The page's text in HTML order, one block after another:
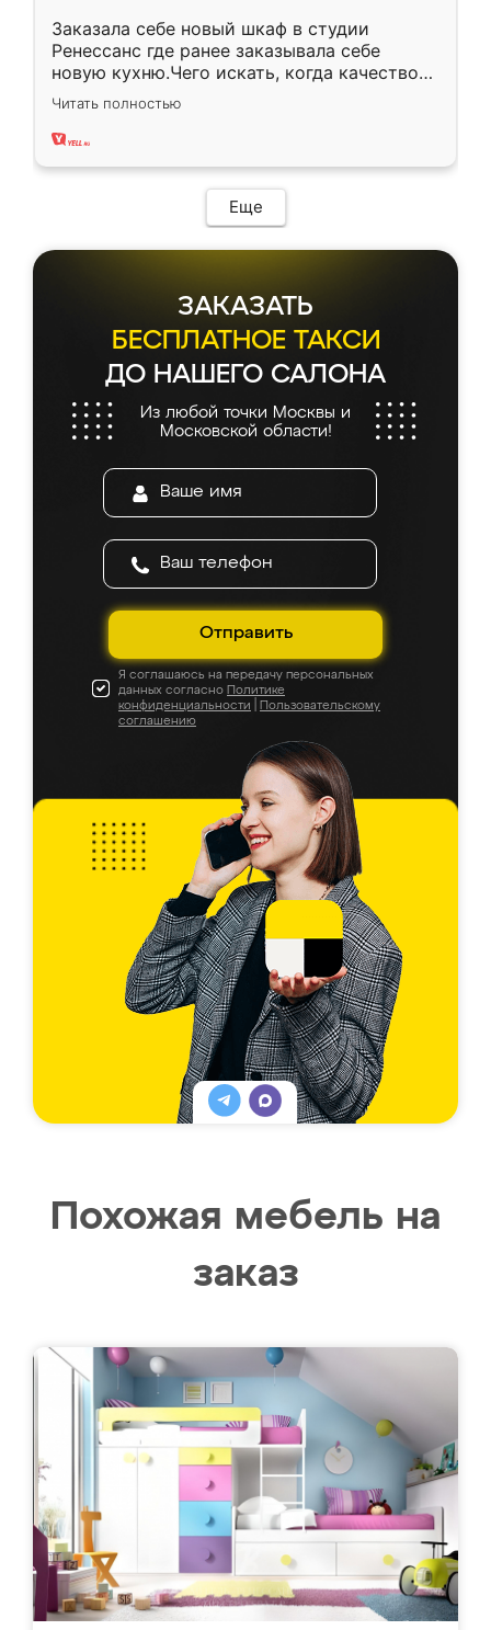
Заказала себе новый шкаф в студии
Ренессанс где ранее заказывала себе
новую кухню.Чего искать, когда качеством
вполне довольна. Служит кухня уже почти
два года, нареканий нет.
Читать полностью
Еще
ЗАКАЗАТЬ
БЕСПЛАТНОЕ ТАКСИ
ДО НАШЕГО САЛОНА
Из любой точки Москвы и
Московской области!
Отправить
Я соглашаюсь на передачу персональных
данных согласно Политике
конфиденциальности
Пользовательскому
соглашению
Похожая мебель на
заказ